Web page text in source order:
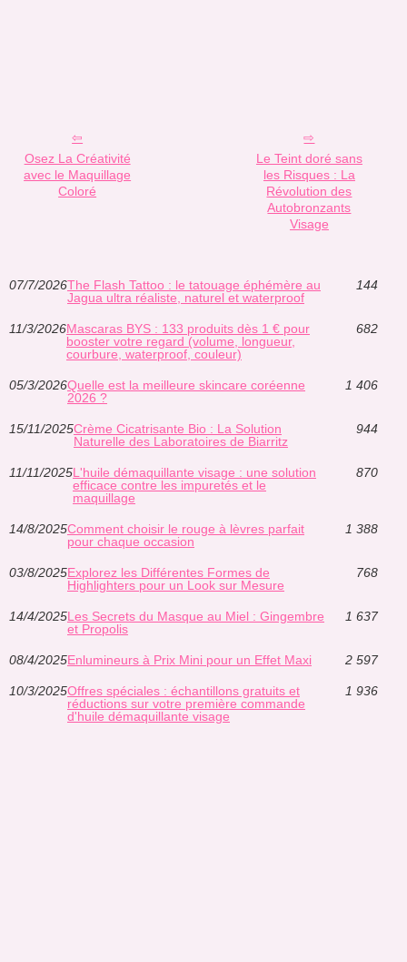
Osez La Créativité
avec le Maquillage
Coloré
Le Teint doré sans
les Risques : La
Révolution des
Autobronzants
Visage
07/7/2026The Flash Tattoo : le tatouage éphémère au
Jagua ultra réaliste, naturel et waterproof
144
11/3/2026Mascaras BYS : 133 produits dès 1 € pour
booster votre regard (volume, longueur,
courbure, waterproof, couleur)
682
05/3/2026Quelle est la meilleure skincare coréenne
2026 ?
1 406
15/11/2025Crème Cicatrisante Bio : La Solution
Naturelle des Laboratoires de Biarritz
944
11/11/2025L'huile démaquillante visage : une solution
efficace contre les impuretés et le
maquillage
870
14/8/2025Comment choisir le rouge à lèvres parfait
pour chaque occasion
1 388
03/8/2025Explorez les Différentes Formes de
Highlighters pour un Look sur Mesure
768
14/4/2025Les Secrets du Masque au Miel : Gingembre
et Propolis
1 637
08/4/2025Enlumineurs à Prix Mini pour un Effet Maxi 2 597
10/3/2025Offres spéciales : échantillons gratuits et
réductions sur votre première commande
d'huile démaquillante visage
1 936